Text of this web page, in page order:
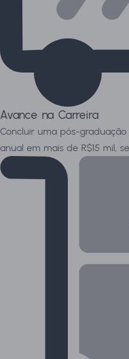
Avance na Carreira
Concluir uma pós-
anual em mais de R$15 mil,